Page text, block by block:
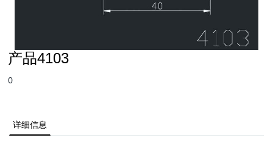
产品4103
0
详细信息